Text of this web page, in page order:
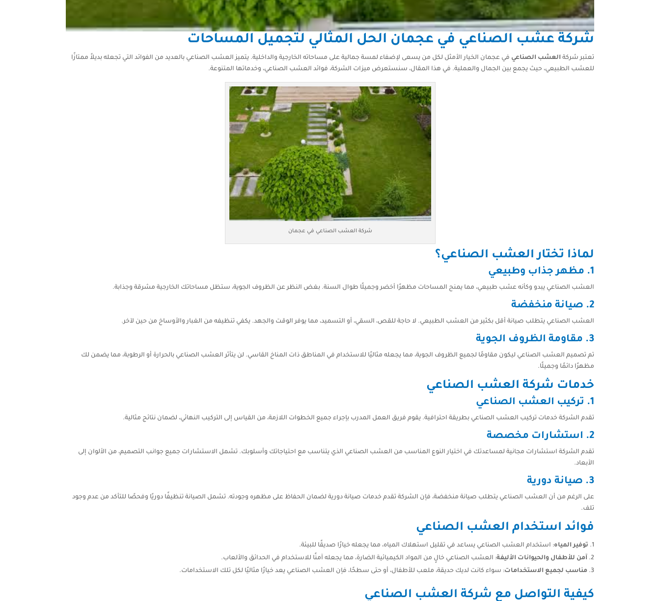
شركة عشب الصناعي في عجمان الحل المثالي لتجميل المساحات
تعتبر شركة العشب الصناعي في عجمان الخيار الأمثل لكل من يسعى لإضفاء لمسة جمالية على مساحاته الخارجية والداخلية. يتميز العشب الصناعي بالعديد من الفوائد التي تجعله بديلاً ممتازًا
للعشب الطبيعي، حيث يجمع بين الجمال والعملية. في هذا المقال، سنستعرض ميزات الشركة، فوائد العشب الصناعي، وخدماتها المتنوعة.
شركة العشب الصناعي في عجمان
لماذا تختار العشب الصناعي؟
1. مظهر جذاب وطبيعي
العشب الصناعي يبدو وكأنه عشب طبيعي، مما يمنح المساحات مظهرًا أخضر وجميلًا طوال السنة. بغض النظر عن الظروف الجوية، ستظل مساحاتك الخارجية مشرقة وجذابة.
2. صيانة منخفضة
العشب الصناعي يتطلب صيانة أقل بكثير من العشب الطبيعي. لا حاجة للقص، السقي، أو التسميد، مما يوفر الوقت والجهد. يكفي تنظيفه من الغبار والأوساخ من حين لآخر.
3. مقاومة الظروف الجوية
تم تصميم العشب الصناعي ليكون مقاومًا لجميع الظروف الجوية، مما يجعله مثاليًا للاستخدام في المناطق ذات المناخ القاسي. لن يتأثر العشب الصناعي بالحرارة أو الرطوبة، مما يضمن لك
مظهرًا دائمًا وجميلًا.
خدمات شركة العشب الصناعي
1. تركيب العشب الصناعي
تقدم الشركة خدمات تركيب العشب الصناعي بطريقة احترافية. يقوم فريق العمل المدرب بإجراء جميع الخطوات اللازمة، من القياس إلى التركيب النهائي، لضمان نتائج مثالية.
2. استشارات مخصصة
تقدم الشركة استشارات مجانية لمساعدتك في اختيار النوع المناسب من العشب الصناعي الذي يتناسب مع احتياجاتك وأسلوبك. تشمل الاستشارات جميع جوانب التصميم، من الألوان إلى
الأبعاد.
3. صيانة دورية
على الرغم من أن العشب الصناعي يتطلب صيانة منخفضة، فإن الشركة تقدم خدمات صيانة دورية لضمان الحفاظ على مظهره وجودته. تشمل الصيانة تنظيفًا دوريًا وفحصًا للتأكد من عدم وجود
تلف.
فوائد استخدام العشب الصناعي
توفير المياه: استخدام العشب الصناعي يساعد في تقليل استهلاك المياه، مما يجعله خيارًا صديقًا للبيئة.
آمن للأطفال والحيوانات الأليفة: العشب الصناعي خالٍ من المواد الكيميائية الضارة، مما يجعله آمنًا للاستخدام في الحدائق والألعاب.
مناسب لجميع الاستخدامات: سواء كانت لديك حديقة، ملعب للأطفال، أو حتى سطحًا، فإن العشب الصناعي يعد خيارًا مثاليًا لكل تلك الاستخدامات.
كيفية التواصل مع شركة العشب الصناعي